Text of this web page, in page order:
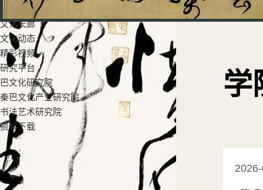
招生就业
文化长廊
文化动态
精彩视频
研究平台
巴文化研究院
秦巴文化产业研究院
书法艺术研究院
资料下载
学